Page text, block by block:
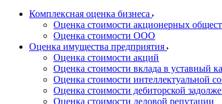
Комплексная оценка бизнеса
Оценка стоимости акционерных
Оценка стоимости ООО
Оценка имущества предприятия
Оценка стоимости акций
Оценка стоимости вклада в уставный
Оценка стоимости интеллектуальной
Оценка стоимости дебиторской
Оценка стоимости деловой репутации